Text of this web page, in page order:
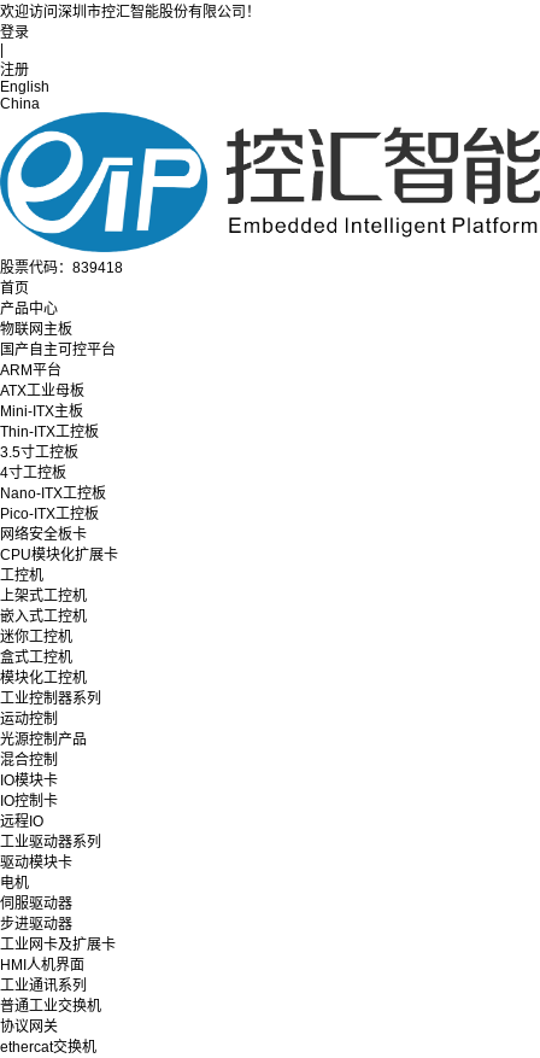
欢迎访问深圳市控汇智能股份有限公司！
登录
注册
English
China
股票代码：839418
首页
产品中心
物联网主板
国产自主可控平台
ARM平台
ATX工业母板
Mini-ITX主板
Thin-ITX工控板
3.5寸工控板
4寸工控板
Nano-ITX工控板
Pico-ITX工控板
网络安全板卡
CPU模块化扩展卡
工控机
上架式工控机
嵌入式工控机
迷你工控机
盒式工控机
模块化工控机
工业控制器系列
运动控制
光源控制产品
混合控制
IO模块卡
IO控制卡
远程IO
工业驱动器系列
驱动模块卡
电机
伺服驱动器
步进驱动器
工业网卡及扩展卡
HMI人机界面
工业通讯系列
普通工业交换机
协议网关
ethercat交换机